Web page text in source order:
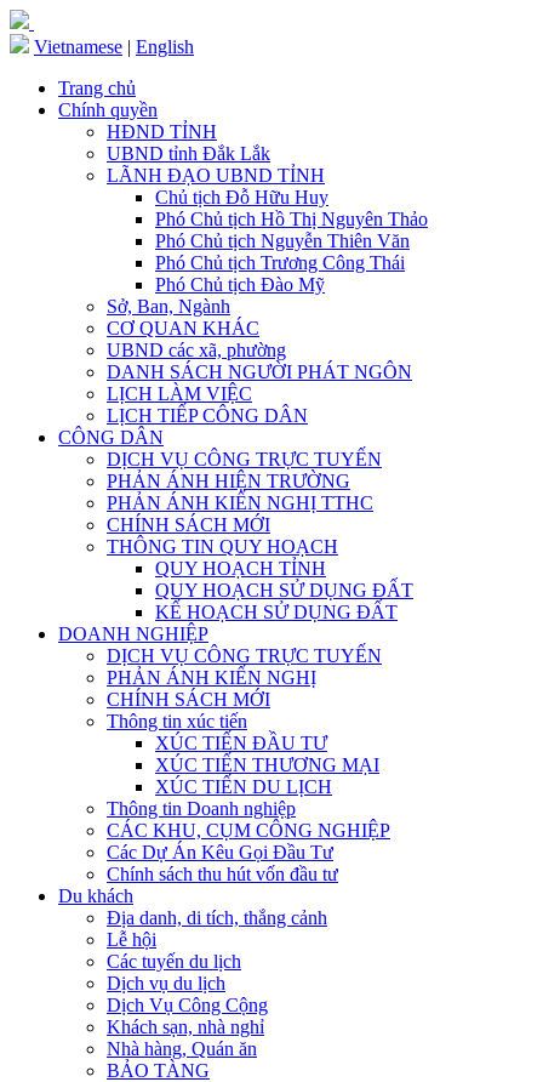
Vietnamese | English
Trang chủ
Chính quyền
HĐND TỈNH
UBND tỉnh Đắk Lắk
LÃNH ĐẠO UBND TỈNH
Chủ tịch Đỗ Hữu Huy
Phó Chủ tịch Hồ Thị Nguyên Thảo
Phó Chủ tịch Nguyễn Thiên Văn
Phó Chủ tịch Trương Công Thái
Phó Chủ tịch Đào Mỹ
Sở, Ban, Ngành
CƠ QUAN KHÁC
UBND các xã, phường
DANH SÁCH NGƯỜI PHÁT NGÔN
LỊCH LÀM VIỆC
LỊCH TIẾP CÔNG DÂN
CÔNG DÂN
DỊCH VỤ CÔNG TRỰC TUYẾN
PHẢN ÁNH HIỆN TRƯỜNG
PHẢN ÁNH KIẾN NGHỊ TTHC
CHÍNH SÁCH MỚI
THÔNG TIN QUY HOẠCH
QUY HOẠCH TỈNH
QUY HOẠCH SỬ DỤNG ĐẤT
KẾ HOẠCH SỬ DỤNG ĐẤT
DOANH NGHIỆP
DỊCH VỤ CÔNG TRỰC TUYẾN
PHẢN ÁNH KIẾN NGHỊ
CHÍNH SÁCH MỚI
Thông tin xúc tiến
XÚC TIẾN ĐẦU TƯ
XÚC TIẾN THƯƠNG MẠI
XÚC TIẾN DU LỊCH
Thông tin Doanh nghiệp
CÁC KHU, CỤM CÔNG NGHIỆP
Các Dự Án Kêu Gọi Đầu Tư
Chính sách thu hút vốn đầu tư
Du khách
Địa danh, di tích, thắng cảnh
Lễ hội
Các tuyến du lịch
Dịch vụ du lịch
Dịch Vụ Công Cộng
Khách sạn, nhà nghỉ
Nhà hàng, Quán ăn
BẢO TÀNG